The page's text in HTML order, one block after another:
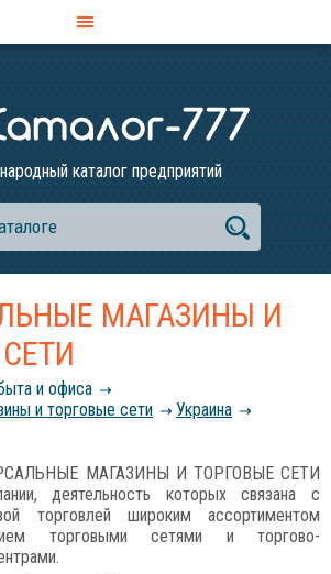
каталог предприятий
МАГАЗИНЫ И
и офиса
и торговые сети
Украина
МАГАЗИНЫ И ТОРГОВЫЕ СЕТИ
деятельность которых связана с
торговлей широким ассортиментом
торговыми сетями и торгово-